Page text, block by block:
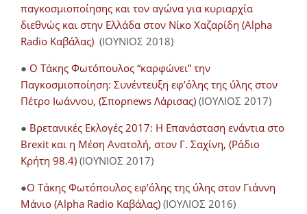
παγκοσμιοποίησης και τον αγώνα για κυριαρχία
διεθνώς και στην Ελλάδα στον Νίκο Χαζαρίδη (Alpha
Radio Καβάλας) (ΙΟΥΝΙΟΣ 2018)
● Ο Τάκης Φωτόπουλος “καρφώνει” την
Παγκοσμιοποίηση: Συνέντευξη εφ’όλης της ύλης στον
Πέτρο Ιωάννου, (Σπορnews Λάρισας) (ΙΟΥΛΙΟΣ 2017)
● Βρετανικές Εκλογές 2017: Η Επανάσταση ενάντια στο
Brexit και η Μέση Ανατολή, στον Γ. Σαχίνη, (Ράδιο
Κρήτη 98.4) (ΙΟΥΝΙΟΣ 2017)
●O Τάκης Φωτόπουλος εφ’όλης της ύλης στον Γιάννη
Μάνιο (Alpha Radio Καβάλας) (ΙΟΥΛΙΟΣ 2016)